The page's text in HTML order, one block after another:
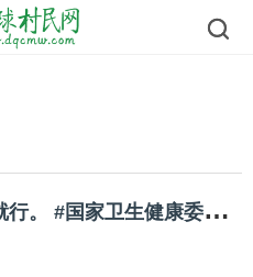
深
睡不是越久越好，达标就行。 #国家卫生健康委新闻发布会 #深度睡眠#渐进式放松练习